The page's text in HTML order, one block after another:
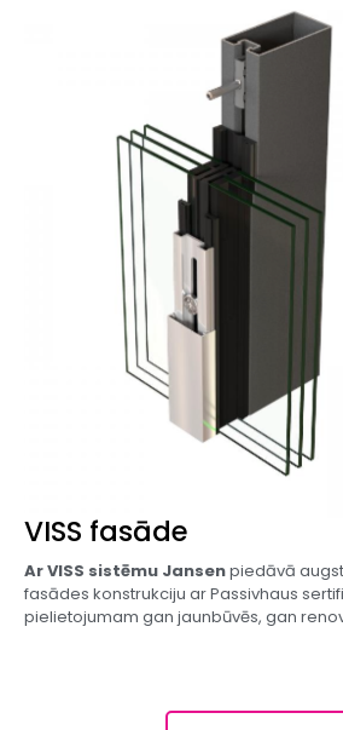
VISS fasāde​
Ar VISS sistēmu Jansenpiedāvā
fasādes konstrukciju ar Passivhaus
pielietojumam gan jaunbūvēs, gan